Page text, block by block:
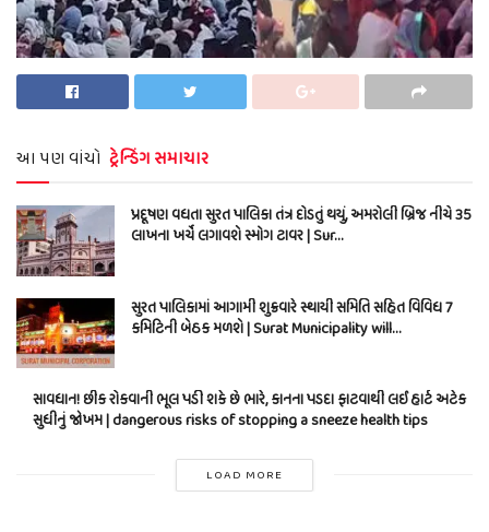
આ પણ વાંચો ટ્રેન્ડિંગ સમાચાર
પ્રદૂષણ વધતા સુરત પાલિકા તંત્ર દોડતું થયું, અમરોલી બ્રિજ નીચે 35
લાખના ખર્ચે લગાવશે સ્મોગ ટાવર | Sur…
સુરત પાલિકામાં આગામી શુક્રવારે સ્થાયી સમિતિ સહિત વિવિધ 7
કમિટિની બેઠક મળશે | Surat Municipality will…
સાવધાન! છીંક રોકવાની ભૂલ પડી શકે છે ભારે, કાનના પડદા ફાટવાથી લઈ હાર્ટ અટેક
સુધીનું જોખમ | dangerous risks of stopping a sneeze health tips
LOAD MORE